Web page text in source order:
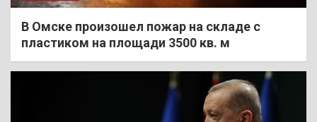
В Омске произошел пожар на складе с
пластиком на площади 3500 кв. м